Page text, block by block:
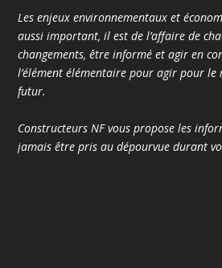
Les enjeux environnementaux et
aussi important, il est de l’affaire de
changements, être informé et agir en
l’élément élémentaire pour agir pour
futur.
Constructeurs NF vous propose les
jamais être pris au dépourvue durant